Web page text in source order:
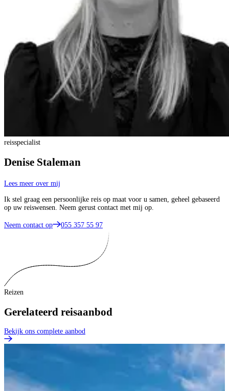
reisspecialist
Denise Staleman
Lees meer over mij
Ik stel graag een persoonlijke reis op maat voor u samen, geheel gebaseerd
op uw reiswensen. Neem gerust contact met mij op.
Neem contact op 055 357 55 97
Reizen
Gerelateerd reisaanbod
Bekijk ons complete aanbod